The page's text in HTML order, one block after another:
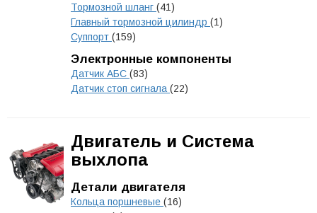
Тормозной шланг (41)
Главный тормозной цилиндр (1)
Суппорт (159)
Электронные компоненты
Датчик АБС (83)
Датчик стоп сигнала (22)
Двигатель и Система
выхлопа
Детали двигателя
Кольца поршневые (16)